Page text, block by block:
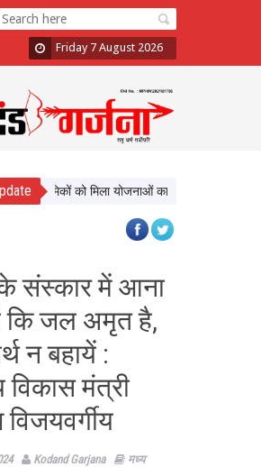
Friday 7 August 2026
श्रमिकों को मिला योजनाओं का लाभ
संस्कार में आना
कि जल अमृत है,
न बहायें :
विकास मंत्री
Kodand Garjana
मध्य